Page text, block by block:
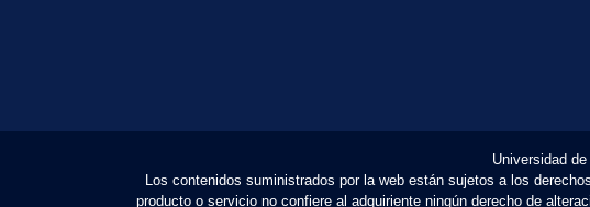
Universidad
Los contenidos suministrados por la web están sujetos a los
producto o servicio no confiere al adquiriente ningún derecho de